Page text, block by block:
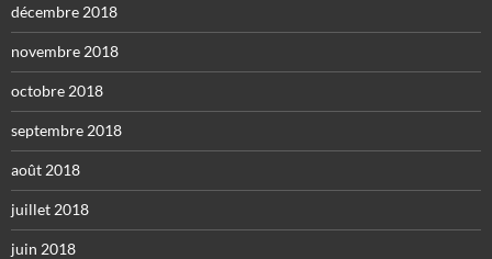
décembre 2018
novembre 2018
octobre 2018
septembre 2018
août 2018
juillet 2018
juin 2018